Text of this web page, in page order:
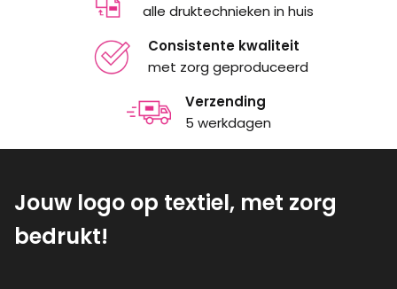
alle druktechnieken in huis
Consistente kwaliteit
met zorg geproduceerd
Verzending
5 werkdagen
Jouw logo op textiel, met zorg
bedrukt!